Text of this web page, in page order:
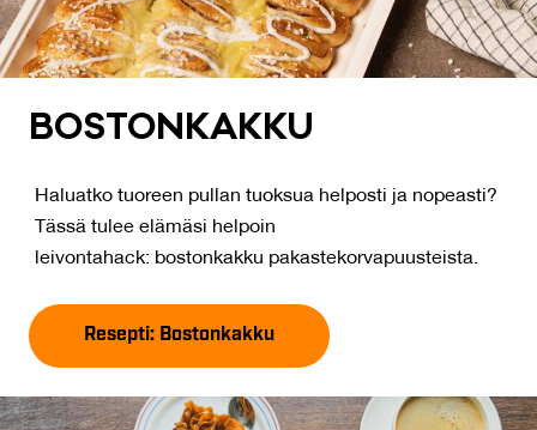
BOS­TON­KAK­KU
Haluatko tuoreen pullan tuoksua helposti ja nopeasti?
Tässä tulee elämäsi helpoin
leivontahack: bostonkakku pakastekorvapuusteista.
Resepti: Bostonkakku